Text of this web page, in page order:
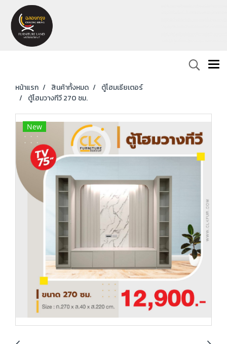
หน้าแรก สินค้าทั้งหมด
ตู้โฮมเธียเตอร์
ตู้โฮมวางทีวี 270 ซม.
New